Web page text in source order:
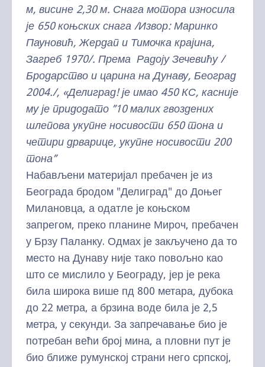
м, висине 2,30 м. Снага мотора износила
је 650 коњских снага /Извор: Маринко
Пауновић, Жердап и Тимочка крајина,
Загреб 1970/. Према Радоју Зечевићу /
Бродарство и царина на Дунаву, Београд
2004./, «Делиград! је имао 450 КС, касније
му је придодато ’’10 малих гвоздених
шлепова укупне носивости 650 тона и
четири дрварице, укупне носивости 200
тона’’
Набављени материјал пребачен је из
Београда бродом "Делиград" до Доњег
Милановца, а одатле је коњском
запрегом, преко планине Мироч, пребачен
у Брзу Паланку. Одмах је закључено да то
место на Дунаву није тако повољно као
што се мислило у Београду, јер је река
била широка више пд 800 метара, дубока
до 22 метра, а брзина воде била је 2,5
метра, у секунди. За запречавање био је
потребан већи број мина, а пловни пут је
био ближе румунској страни него српској,